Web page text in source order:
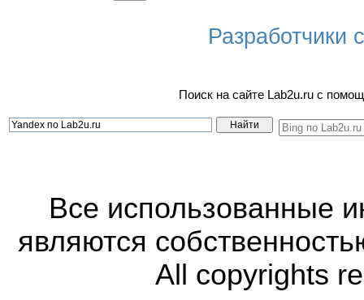
Разработчики
Поиск на сайте Lab2u.ru с
Все использованные
являются
All copyrights